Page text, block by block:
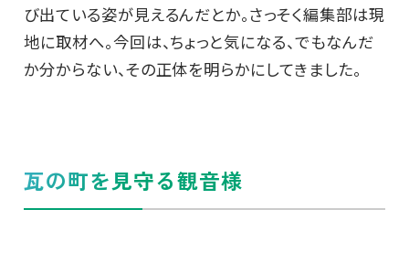
び出ている姿が見えるんだとか。さっそく編集部は現
地に取材へ。今回は、ちょっと気になる、でもなんだ
か分からない、その正体を明らかにしてきました。
瓦の町を見守る観音様